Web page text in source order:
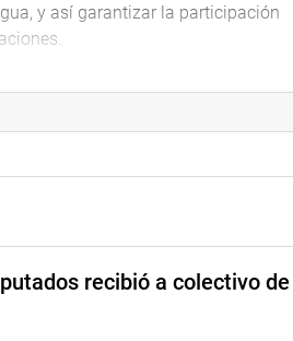
y así garantizar la participación
respectivamente.
recibió a colectivo de